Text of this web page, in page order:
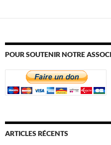
POUR SOUTENIR NOTRE
ARTICLES RÉCENTS